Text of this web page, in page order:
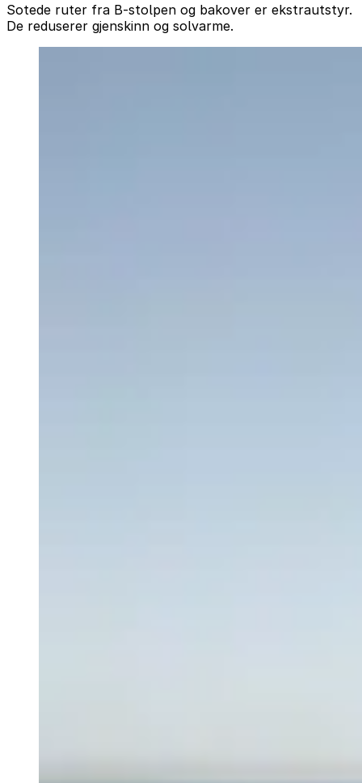
Sotede ruter fra B-stolpen og bakover er ekstrautstyr.
De reduserer gjenskinn og solvarme.